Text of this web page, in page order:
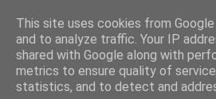
This site uses cookies from
and to analyze traffic. Your IP
shared with Google along with
metrics to ensure quality of
statistics, and to detect and